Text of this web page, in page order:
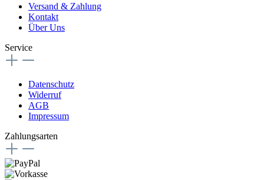
Versand & Zahlung
Kontakt
Über Uns
Service
Datenschutz
Widerruf
AGB
Impressum
Zahlungsarten